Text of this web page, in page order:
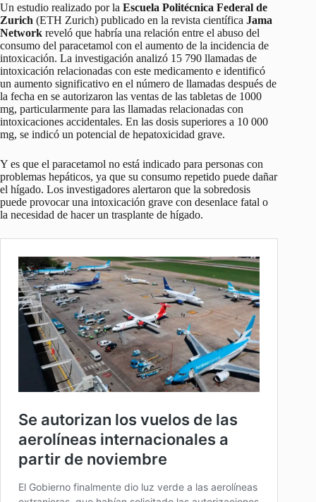
Un estudio realizado por la Escuela Politécnica Federal de
Zurich (ETH Zurich) publicado en la revista científica Jama
Network reveló que habría una relación entre el abuso del
consumo del paracetamol con el aumento de la incidencia de
intoxicación. La investigación analizó 15 790 llamadas de
intoxicación relacionadas con este medicamento e identificó
un aumento significativo en el número de llamadas después de
la fecha en se autorizaron las ventas de las tabletas de 1000
mg, particularmente para las llamadas relacionadas con
intoxicaciones accidentales. En las dosis superiores a 10 000
mg, se indicó un potencial de hepatoxicidad grave.
Y es que el paracetamol no está indicado para personas con
problemas hepáticos, ya que su consumo repetido puede dañar
el hígado. Los investigadores alertaron que la sobredosis
puede provocar una intoxicación grave con desenlace fatal o
la necesidad de hacer un trasplante de hígado.